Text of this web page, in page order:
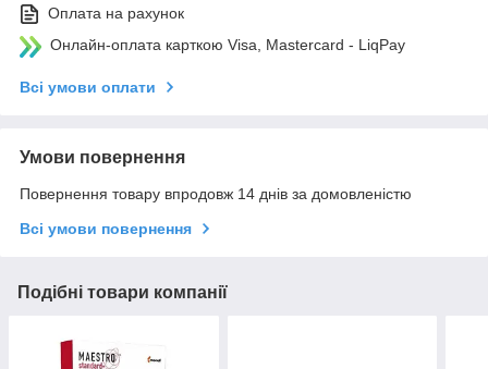
Оплата на рахунок
Онлайн-оплата карткою Visa, Mastercard - LiqPay
Всі умови оплати
Умови повернення
Повернення товару впродовж 14 днів за домовленістю
Всі умови повернення
Подібні товари компанії